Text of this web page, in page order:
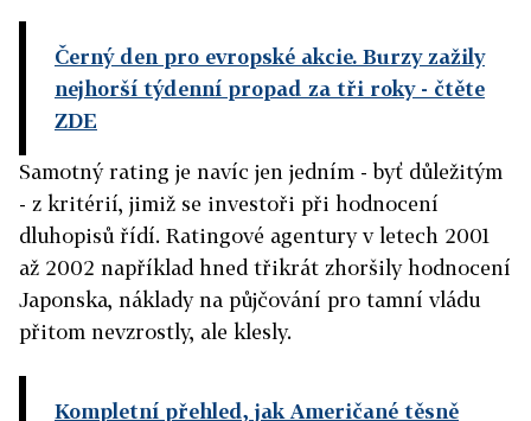
Černý den pro evropské akcie. Burzy zažily
nejhorší týdenní propad za tři roky- čtěte
ZDE
Samotný rating je navíc jen jedním - byť důležitým
- z kritérií, jimiž se investoři při hodnocení
dluhopisů řídí. Ratingové agentury v letech 2001
až 2002 například hned třikrát zhoršily hodnocení
Japonska, náklady na půjčování pro tamní vládu
přitom nevzrostly, ale klesly.
Kompletní přehled, jak Američané těsně